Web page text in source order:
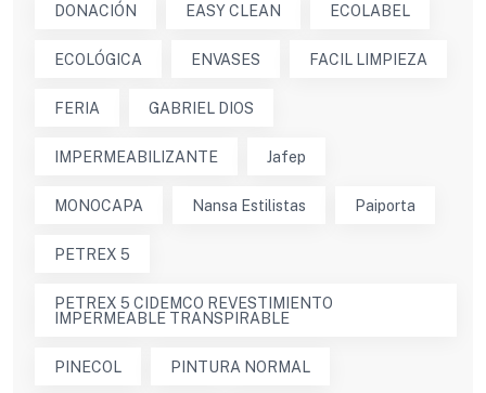
DONACIÓN EASY CLEAN ECOLABEL
ECOLÓGICA ENVASES FACIL LIMPIEZA
FERIA GABRIEL DIOS
IMPERMEABILIZANTE Jafep
MONOCAPA Nansa Estilistas Paiporta
PETREX 5
PETREX 5 CIDEMCO REVESTIMIENTO
IMPERMEABLE TRANSPIRABLE
PINECOL PINTURA NORMAL